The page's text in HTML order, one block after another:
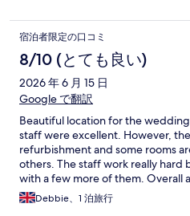
宿泊者限定の口コミ
8/10 (とても良い)
2026 年 6 月 15 日
Google で翻訳
Beautiful location for the
staff were excellent. However,
refurbishment and some rooms
others. The staff work really
with a few more of them. Overall
price of approximately £200 per
more in my room than I got.
Debbie、1 泊旅行